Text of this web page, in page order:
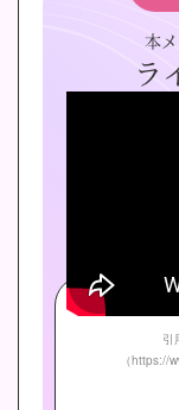
本
ラ
引
（https://